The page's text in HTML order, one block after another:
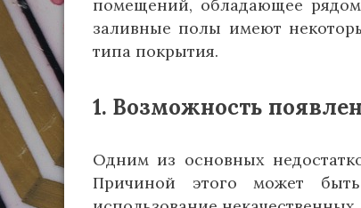
помещений, обладающее
заливные полы имеют
типа покрытия.
1. Возможность
Одним из основных
Причиной этого может